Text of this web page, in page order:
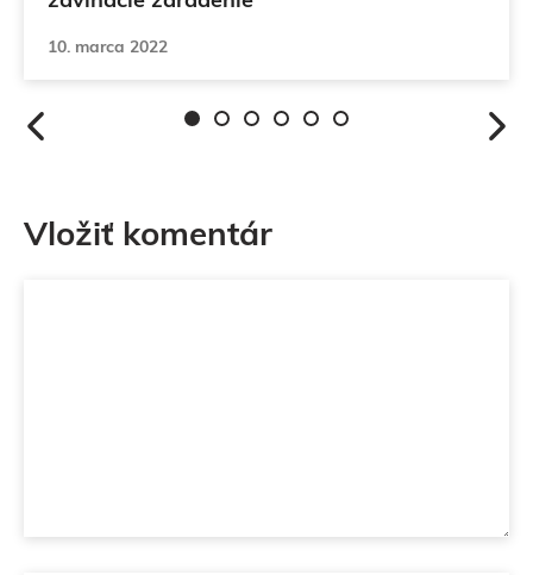
10. marca 2022
Vložiť komentár